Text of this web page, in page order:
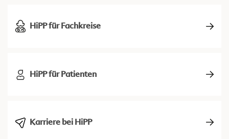
HiPP für Fachkreise
HiPP für Patienten
Karriere bei HiPP